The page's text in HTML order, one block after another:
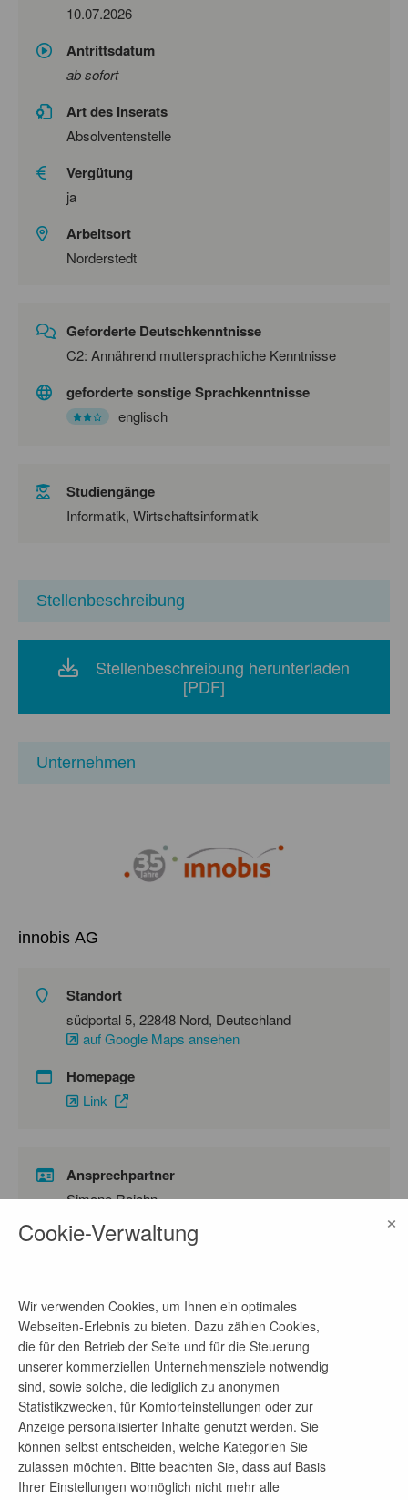
10.07.2026
Antrittsdatum
ab sofort
Art des Inserats
Absolventenstelle
Vergütung
ja
Arbeitsort
Norderstedt
Geforderte Deutschkenntnisse
C2: Annährend muttersprachliche Kenntnisse
geforderte sonstige Sprachkenntnisse
englisch
Studiengänge
Informatik, Wirtschaftsinformatik
Stellenbeschreibung
Stellenbeschreibung herunterladen
[PDF]
Unternehmen
innobis AG
Standort
südportal 5, 22848 Nord, Deutschland
auf Google Maps ansehen
Homepage
Link
Ansprechpartner
Simone Rojahn
Telefon-Nr.
E-Mail-Adresse
karriere@innobis.de
Firmenprofil
Wir sind Tech-Experte, Digitalisierer und
Teamplayer.
Seit 35 Jahren machen wir die IT unserer Kunden
Cookie-Verwaltung ×
Wir verwenden Cookies, um Ihnen ein optimales
Webseiten-Erlebnis zu bieten. Dazu zählen Cookies,
die für den Betrieb der Seite und für die Steuerung
unserer kommerziellen Unternehmensziele notwendig
sind, sowie solche, die lediglich zu anonymen
Statistikzwecken, für Komforteinstellungen oder zur
Anzeige personalisierter Inhalte genutzt werden. Sie
können selbst entscheiden, welche Kategorien Sie
zulassen möchten. Bitte beachten Sie, dass auf Basis
Ihrer Einstellungen womöglich nicht mehr alle